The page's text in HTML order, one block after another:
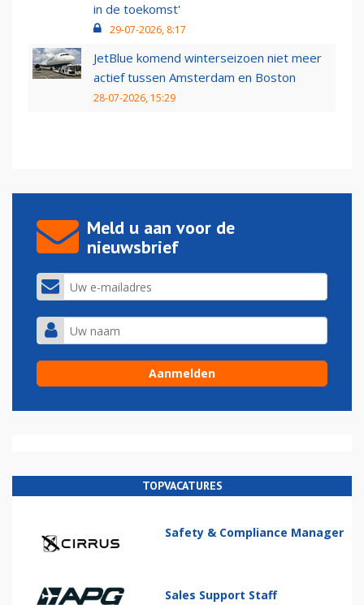
in de toekomst'
29-07-2026, 8:17
JetBlue komend winterseizoen niet meer
actief tussen Amsterdam en Boston
28-07-2026, 15:29
Meld u aan voor de
nieuwsbrief
TOPVACATURES
Safety & Compliance Manager
Sales Support Staff